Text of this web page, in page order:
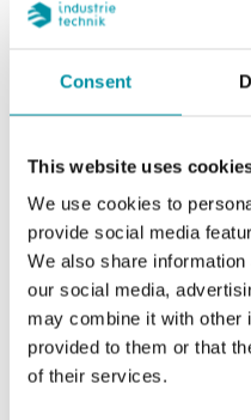
Consent
This website uses
We use cookies to
provide social media
We also share
our social media,
may combine it with other
provided to them or that
of their services.
SOFTWARE &
Caratteristiche